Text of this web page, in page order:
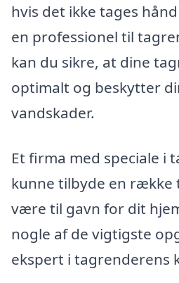
hvis det ikke tages
en professionel til
kan du sikre, at dine
optimalt og beskytter
vandskader.
Et firma med speciale i
kunne tilbyde en række
være til gavn for dit
nogle af de vigtigste
ekspert i tagrenderens